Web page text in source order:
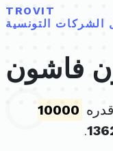
TROVIT
الشركات التونسية
فاشون
10000
.